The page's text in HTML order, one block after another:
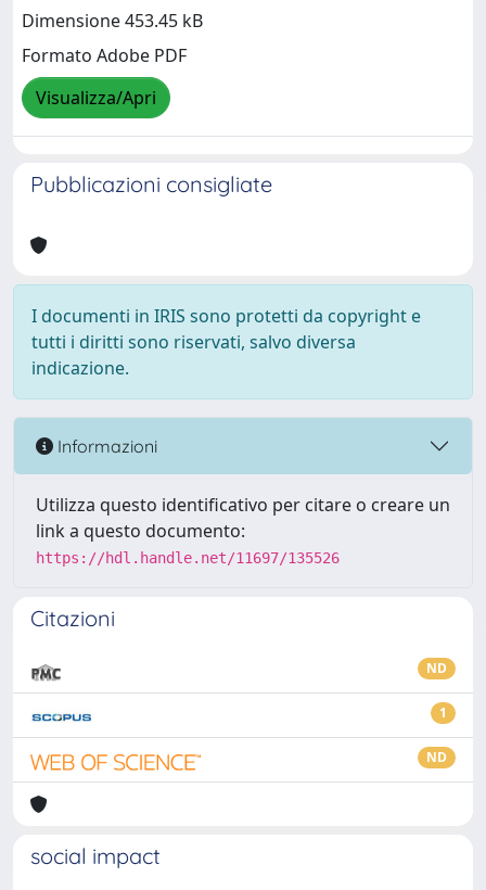
Dimensione 453.45 kB
Formato Adobe PDF
Visualizza/Apri
Pubblicazioni consigliate
I documenti in IRIS sono protetti da copyright e
tutti i diritti sono riservati, salvo diversa
indicazione.
Informazioni
Utilizza questo identificativo per citare o creare un
link a questo documento:
https://hdl.handle.net/11697/135526
Citazioni
ND
1
ND
social impact